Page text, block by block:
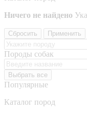
Ничего не найдено
Сбросить Применить
Породы собак
Выбрать все
Популярные
Каталог пород